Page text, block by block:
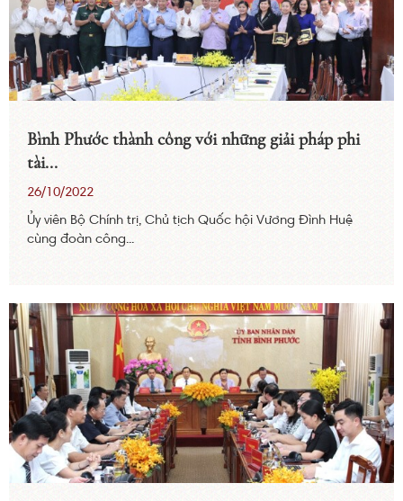
Bình Phước thành công với những giải pháp phi
tài...
26/10/2022
Ủy viên Bộ Chính trị, Chủ tịch Quốc hội Vương Đình Huệ
cùng đoàn công...